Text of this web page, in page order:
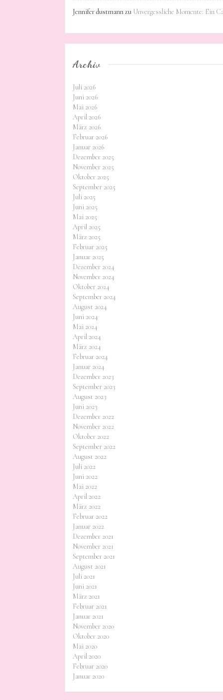
Jennifer dustmannzu Unvergessliche Momente: Ein
Archiv
Juli 2026
Juni 2026
Mai 2026
April 2026
März 2026
Februar 2026
Januar 2026
Dezember 2025
November 2025
Oktober 2025
September 2025
Juli 2025
Juni 2025
Mai 2025
April 2025
März 2025
Februar 2025
Januar 2025
Dezember 2024
November 2024
Oktober 2024
September 2024
August 2024
Juni 2024
Mai 2024
April 2024
März 2024
Februar 2024
Januar 2024
Dezember 2023
September 2023
August 2023
Juni 2023
Dezember 2022
November 2022
Oktober 2022
September 2022
August 2022
Juli 2022
Juni 2022
Mai 2022
April 2022
März 2022
Februar 2022
Januar 2022
Dezember 2021
November 2021
September 2021
August 2021
Juli 2021
Juni 2021
März 2021
Februar 2021
Januar 2021
November 2020
Oktober 2020
Mai 2020
April 2020
Februar 2020
Januar 2020